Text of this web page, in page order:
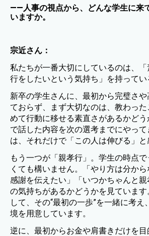
——人事の視点から、どんな学生に来
いますか。
宗近さん：
私たちが一番大切にしているのは、
行をしたいという気持ち」を持ってい
新卒の学生さんに、最初から完璧さ
ておらず、まず大切なのは、教わっ
めて行動に移せる素直さがあるかど
で話した内容を次の選考までにやっ
は、それだけで「この人は伸びる」と
もう一つが「親孝行」。学生の時点
くても構いません。「やり方は分か
感謝を伝えたい」「いつかちゃんと
の気持ちがあるかどうかを見ています
して、その“最初の一歩”を一緒に考え
境を用意しています。
逆に、最初からお金や肩書きだけを